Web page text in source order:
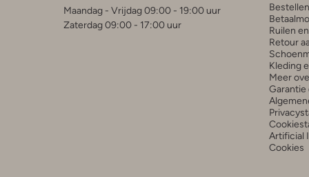
Maandag - Vrijdag 09:00 - 19:00 uur
Zaterdag 09:00 - 17:00 uur
Ruilen
Retour
Kleding
Meer
Garantie
Artificial
Cookies